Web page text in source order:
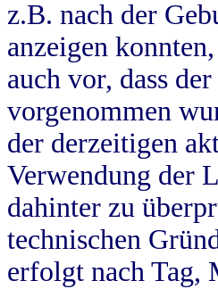
z.B. nach der
anzeigen
auch vor, dass
vorgenommen
der derzeitigen
Verwendung der
dahinter zu
technischen
erfolgt nach Tag,